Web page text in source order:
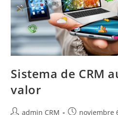
Sistema de CRM
valor
admin CRM noviembre